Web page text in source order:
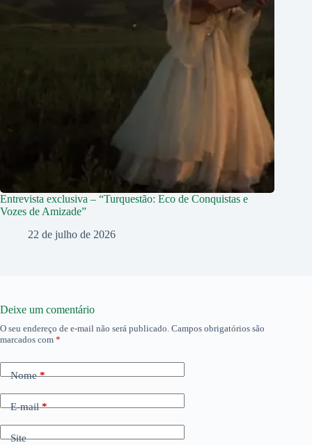
Entrevista exclusiva – “Turquestão: Eco de Conquistas e
Vozes de Amizade”
22 de julho de 2026
Deixe um comentário
O seu endereço de e-mail não será publicado. Campos obrigatórios são
marcados com *
Nome*
E-mail*
Site